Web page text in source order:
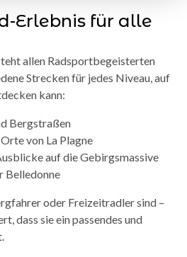
Erlebnis für alle
allen Radsportbegeisterten
Strecken für jedes Niveau, auf
kann:
Bergstraßen
von La Plagne
auf die Gebirgsmassive
Belledonne
oder Freizeitradler sind –
dass sie ein passendes und